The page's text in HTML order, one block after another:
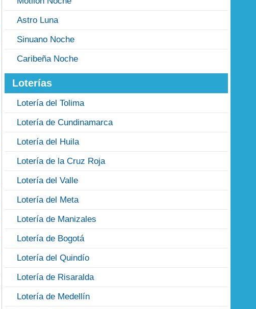
Astro Luna
Sinuano Noche
Caribeña Noche
Loterías
Lotería del Tolima
Lotería de Cundinamarca
Lotería del Huila
Lotería de la Cruz Roja
Lotería del Valle
Lotería del Meta
Lotería de Manizales
Lotería de Bogotá
Lotería del Quindío
Lotería de Risaralda
Lotería de Medellín